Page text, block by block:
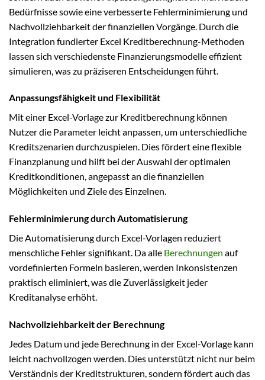
Bedürfnisse sowie eine verbesserte Fehlerminimierung und
Nachvollziehbarkeit der finanziellen Vorgänge. Durch die
Integration fundierter Excel Kreditberechnung-Methoden
lassen sich verschiedenste Finanzierungsmodelle effizient
simulieren, was zu präziseren Entscheidungen führt.
Anpassungsfähigkeit und Flexibilität
Mit einer Excel-Vorlage zur Kreditberechnung können
Nutzer die Parameter leicht anpassen, um unterschiedliche
Kreditszenarien durchzuspielen. Dies fördert eine flexible
Finanzplanung und hilft bei der Auswahl der optimalen
Kreditkonditionen, angepasst an die finanziellen
Möglichkeiten und Ziele des Einzelnen.
Fehlerminimierung durch Automatisierung
Die Automatisierung durch Excel-Vorlagen reduziert
menschliche Fehler signifikant. Da alle Berechnungen auf
vordefinierten Formeln basieren, werden Inkonsistenzen
praktisch eliminiert, was die Zuverlässigkeit jeder
Kreditanalyse erhöht.
Nachvollziehbarkeit der Berechnung
Jedes Datum und jede Berechnung in der Excel-Vorlage kann
leicht nachvollzogen werden. Dies unterstützt nicht nur beim
Verständnis der Kreditstrukturen, sondern fördert auch das